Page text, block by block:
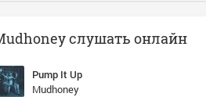
слушать онлайн
Pump It Up
Mudhoney